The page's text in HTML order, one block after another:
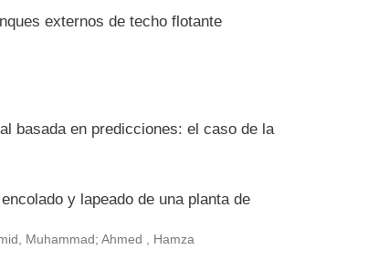
externos de techo flotante
basada en predicciones: el caso de la
y lapeado de una planta de
Muhammad; Ahmed , Hamza